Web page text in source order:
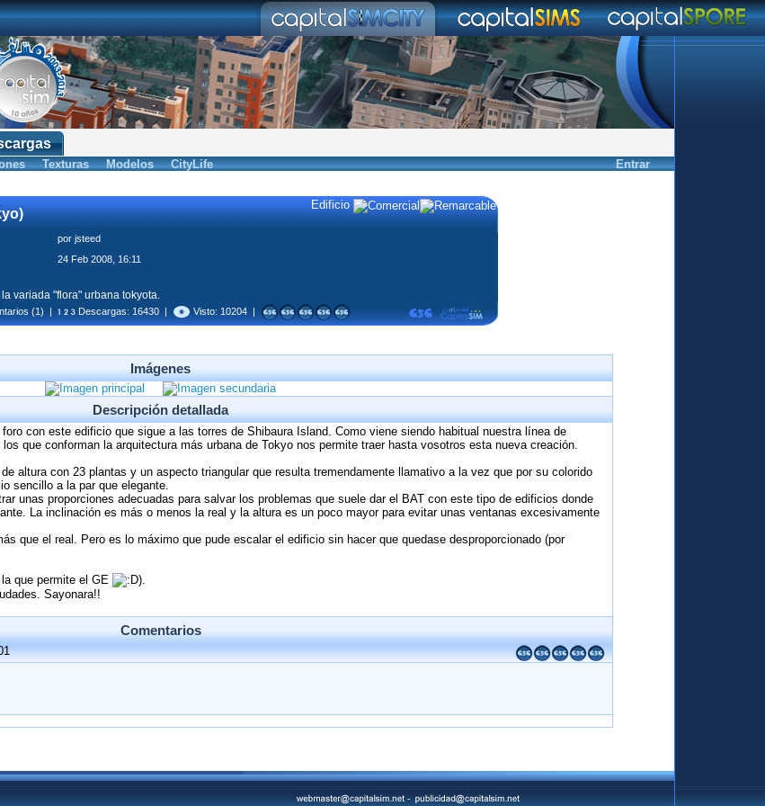
Entrar
Texturas Modelos CityLife
Edificio
por jsteed
24 Feb 2008, 16:11
variada "flora" urbana tokyota.
(1) | Descargas: 16430 | Visto: 10204 |
Imágenes
Descripción detallada
con este edificio que sigue a las torres de Shibaura Island. Como viene siendo habitual nuestra línea de
que conforman la arquitectura más urbana de Tokyo nos permite traer hasta vosotros esta nueva creación.
altura con 23 plantas y un aspecto triangular que resulta tremendamente llamativo a la vez que por su colorido
sencillo a la par que elegante.
unas proporciones adecuadas para salvar los problemas que suele dar el BAT con este tipo de edificios donde
La inclinación es más o menos la real y la altura es un poco mayor para evitar unas ventanas excesivamente
que el real. Pero es lo máximo que pude escalar el edificio sin hacer que quedase desproporcionado (por
que permite el GE
).
Sayonara!!
Comentarios